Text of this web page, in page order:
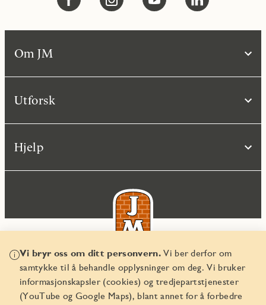
Vi bryr oss om ditt personvern.Vi ber derfor om
samtykke til å behandle opplysninger om deg. Vi bruker
informasjonskapsler (cookies) og tredjepartstjenester
(YouTube og Google Maps), blant annet for å forbedre
Om JM
Utforsk
Hjelp
© JM Norge AS 2026
Organisasjonsnummer 829 350 122